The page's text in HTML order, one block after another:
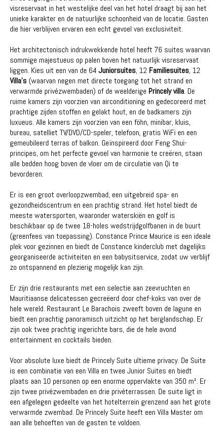
visreservaat in het westelijke deel van het hotel draagt ​​bij aan het
unieke karakter en de natuurlijke schoonheid van de locatie. Gasten
die hier verblijven ervaren een echt gevoel van exclusiviteit.
Het architectonisch indrukwekkende hotel heeft 76 suites waarvan
sommige majestueus op palen boven het natuurlijk visreservaat
liggen. Kies uit een van de 64 Juniorsuites, 12 Familiesuites, 12
Villa's (waarvan negen met directe toegang tot het strand en
verwarmde privézwembaden) of de weelderige Princely villa. De
ruime kamers zijn voorzien van airconditioning en gedecoreerd met
prachtige zijden stoffen en gelakt hout, en de badkamers zijn
luxueus. Alle kamers zijn voorzien van een föhn, minibar, kluis,
bureau, satelliet TV/DVD/CD-speler, telefoon, gratis WiFi en een
gemeubileerd terras of balkon. Geïnspireerd door Feng Shui-
principes, om het perfecte gevoel van harmonie te creëren, staan ​​
alle bedden hoog boven de vloer om de circulatie van Qi te
bevorderen.
Er is een groot overloopzwembad, een uitgebreid spa- en
gezondheidscentrum en een prachtig strand. Het hotel biedt de
meeste watersporten, waaronder waterskiën en golf is
beschikbaar op de twee 18-holes wedstrijdgolfbanen in de buurt
(greenfees van toepassing). Constance Prince Maurice is een ideale
plek voor gezinnen en biedt de Constance kinderclub met dagelijks
georganiseerde activiteiten en een babysitservice, zodat uw verblijf
zo ontspannend en plezierig mogelijk kan zijn.
Er zijn drie restaurants met een selectie aan zeevruchten en
Mauritiaanse delicatessen gecreëerd door chef-koks van over de
hele wereld. Restaurant Le Barachois zweeft boven de lagune en
biedt een prachtig panoramisch uitzicht op het berglandschap. Er
zijn ook twee prachtig ingerichte bars, die de hele avond
entertainment en cocktails bieden.
Voor absolute luxe biedt de Princely Suite ultieme privacy. De Suite
is een combinatie van een Villa en twee Junior Suites en biedt
plaats aan 10 personen op een enorme oppervlakte van 350 m². Er
zijn twee privézwembaden en drie privéterrassen. De suite ligt in
een afgelegen gedeelte van het hotelterrein grenzend aan het grote
verwarmde zwembad. De Princely Suite heeft een Villa Master om
aan alle behoeften van de gasten te voldoen.